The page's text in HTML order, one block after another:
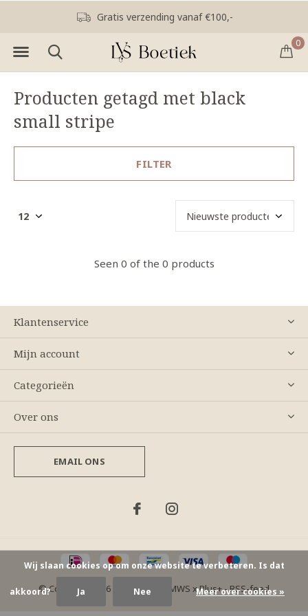
0
Gratis verzending vanaf €100,-
Producten getagd met black
small stripe
FILTER
Seen 0 of the 0 products
Klantenservice
Mijn account
Categorieën
Over ons
EMAIL ONS
© Copyright 2026 - Theme By DMWS xPlus+-RSS-feed
Wij slaan cookies op om onze website te verbeteren. Is dat
akkoord? Ja Nee Meer over cookies »